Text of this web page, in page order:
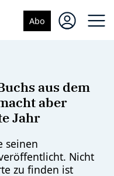
Abo
aus dem
aber
Jahr
seinen
Nicht
zu finden ist